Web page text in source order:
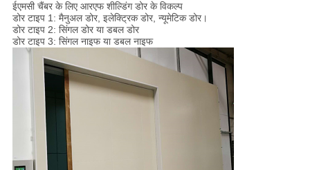
ईएमसी चैंबर के लिए आरएफ शील्डिंग डोर के विकल्प
डोर टाइप 1: मैनुअल डोर, इलेक्ट्रिक डोर, न्यूमेटिक डोर।
डोर टाइप 2: सिंगल डोर या डबल डोर
डोर टाइप 3: सिंगल नाइफ या डबल नाइफ